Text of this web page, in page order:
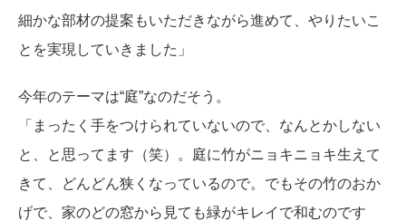
細かな部材の提案もいただきながら進めて、やりたいこ
とを実現していきました」
今年のテーマは“庭”なのだそう。
「まったく手をつけられていないので、なんとかしない
と、と思ってます（笑）。庭に竹がニョキニョキ生えて
きて、どんどん狭くなっているので。でもその竹のおか
げで、家のどの窓から見ても緑がキレイで和むのです